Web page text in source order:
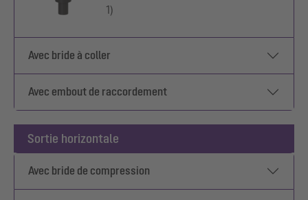
1)
Avec bride à coller
Avec embout de raccordement
Sortie horizontale
Avec bride de compression